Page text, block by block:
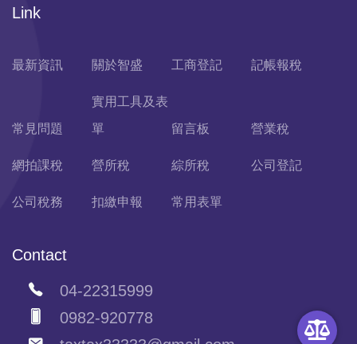
Link
最新資訊 關於智盛 工商登記 記帳報稅
常見問題
實用工具及表
單
留言板 營業稅
網拍課稅 營所稅 綜所稅 公司登記
公司稅務 扣繳申報 常用表單
Contact
04-22315999
0982-920778